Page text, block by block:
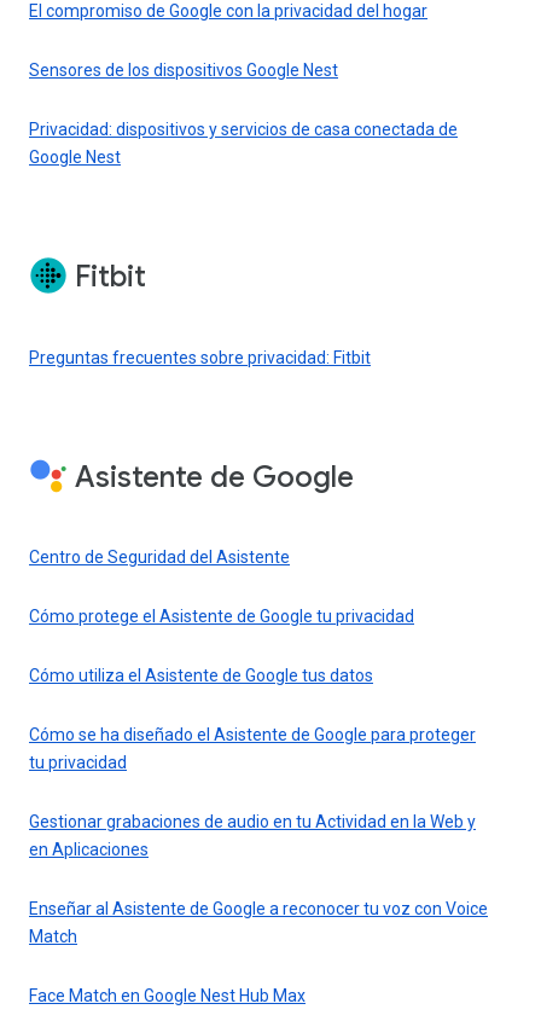
El compromiso de Google con la privacidad del hogar
Sensores de los dispositivos Google Nest
Privacidad: dispositivos y servicios de casa conectada de
Google Nest
Fitbit
Preguntas frecuentes sobre privacidad: Fitbit
Asistente de Google
Centro de Seguridad del Asistente
Cómo protege el Asistente de Google tu privacidad
Cómo utiliza el Asistente de Google tus datos
Cómo se ha diseñado el Asistente de Google para proteger
tu privacidad
Gestionar grabaciones de audio en tu Actividad en la Web y
en Aplicaciones
Enseñar al Asistente de Google a reconocer tu voz con Voice
Match
Face Match en Google Nest Hub Max